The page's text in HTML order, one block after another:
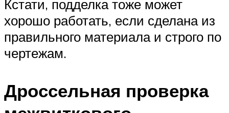
Кстати, подделка тоже может
хорошо работать, если сделана из
правильного материала и строго по
чертежам.
Дроссельная проверка